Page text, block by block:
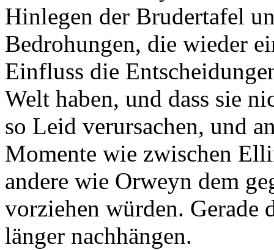
Hinlegen der Brudertafel
Bedrohungen, die wieder
Einfluss die
Welt haben, und dass sie
so Leid verursachen, und
Momente wie zwischen
andere wie Orweyn dem
vorziehen würden. Gerade
länger nachhängen.